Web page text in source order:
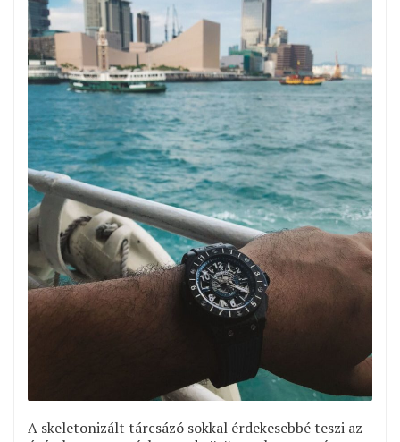
A skeletonizált tárcsázó sokkal érdekesebbé teszi az